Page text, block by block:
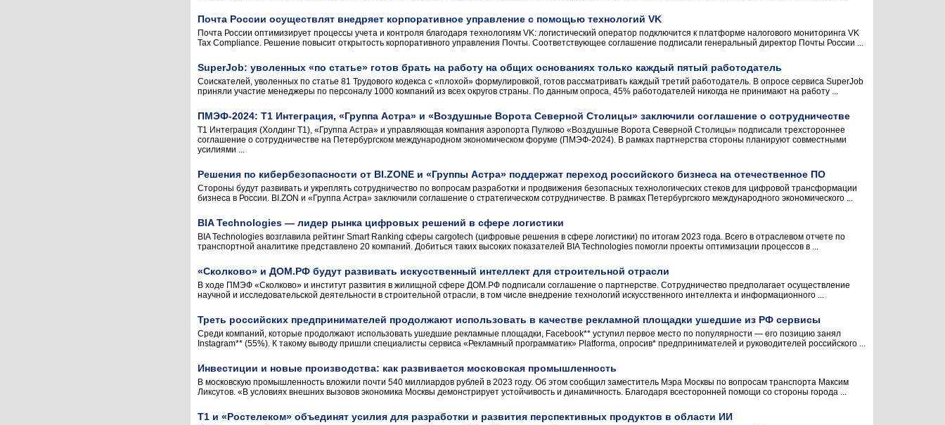
Почта России осуществлят внедряет корпоративное управление с помощью технологий VK
Почта России оптимизирует процессы учета и контроля благодаря технологиям VK: логистический оператор подключится к платформе налогового мониторинга VK
Tax Compliance. Решение повысит открытость корпоративного управления Почты. Соответствующее соглашение подписали генеральный директор Почты России ...
SuperJob: уволенных «по статье» готов брать на работу на общих основаниях только каждый пятый работодатель
Соискателей, уволенных по статье 81 Трудового кодекса с «плохой» формулировкой, готов рассматривать каждый третий работодатель. В опросе сервиса SuperJob
приняли участие менеджеры по персоналу 1000 компаний из всех округов страны. По данным опроса, 45% работодателей никогда не принимают на работу ...
ПМЭФ-2024: Т1 Интеграция, «Группа Астра» и «Воздушные Ворота Северной Столицы» заключили соглашение о сотрудничестве
Т1 Интеграция (Холдинг Т1), «Группа Астра» и управляющая компания аэропорта Пулково «Воздушные Ворота Северной Столицы» подписали трехстороннее
соглашение о сотрудничестве на Петербургском международном экономическом форуме (ПМЭФ-2024). В рамках партнерства стороны планируют совместными
усилиями ...
Решения по кибербезопасности от BI.ZONE и «Группы Астра» поддержат переход российского бизнеса на отечественное ПО
Стороны будут развивать и укреплять сотрудничество по вопросам разработки и продвижения безопасных технологических стеков для цифровой трансформации
бизнеса в России. BI.ZON и «Группа Астра» заключили соглашение о стратегическом сотрудничестве. В рамках Петербургского международного экономического ...
BIA Technologies — лидер рынка цифровых решений в сфере логистики
BIA Technologies возглавила рейтинг Smart Ranking сферы cargotech (цифровые решения в сфере логистики) по итогам 2023 года. Всего в отраслевом отчете по
транспортной аналитике представлено 20 компаний. Добиться таких высоких показателей BIA Technologies помогли проекты оптимизации процессов в ...
«Сколково» и ДОМ.РФ будут развивать искусственный интеллект для строительной отрасли
В ходе ПМЭФ «Сколково» и институт развития в жилищной сфере ДОМ.РФ подписали соглашение о партнерстве. Сотрудничество предполагает осуществление
научной и исследовательской деятельности в строительной отрасли, в том числе внедрение технологий искусственного интеллекта и информационного ...
Треть российских предпринимателей продолжают использовать в качестве рекламной площадки ушедшие из РФ сервисы
Среди компаний, которые продолжают использовать ушедшие рекламные площадки, Facebook** уступил первое место по популярности — его позицию занял
Instagram** (55%). К такому выводу пришли специалисты сервиса «Рекламный программатик» Platforma, опросив* предпринимателей и руководителей российского ...
Инвестиции и новые производства: как развивается московская промышленность
В московскую промышленность вложили почти 540 миллиардов рублей в 2023 году. Об этом сообщил заместитель Мэра Москвы по вопросам транспорта Максим
Ликсутов. «В условиях внешних вызовов экономика Москвы демонстрирует устойчивость и динамичность. Благодаря всесторонней помощи со стороны города ...
Т1 и «Ростелеком» объединят усилия для разработки и развития перспективных продуктов в области ИИ